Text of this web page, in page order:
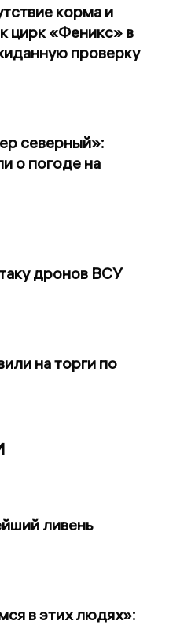
корма и
цирк «Феникс» в
проверку
северный»:
о погоде на
дронов ВСУ
на торги по
ливень
в этих людях»: